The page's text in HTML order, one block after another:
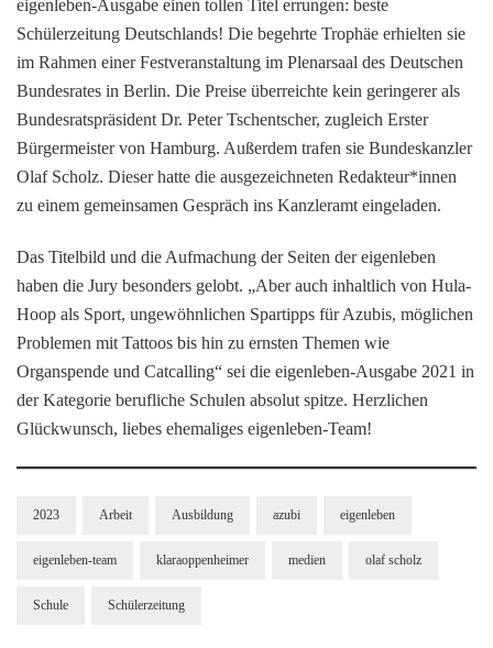
eigenleben-Ausgabe einen tollen Titel errungen: beste
Schülerzeitung Deutschlands! Die begehrte Trophäe erhielten sie
im Rahmen einer Festveranstaltung im Plenarsaal des Deutschen
Bundesrates in Berlin. Die Preise überreichte kein geringerer als
Bundesratspräsident Dr. Peter Tschentscher, zugleich Erster
Bürgermeister von Hamburg. Außerdem trafen sie Bundeskanzler
Olaf Scholz. Dieser hatte die ausgezeichneten Redakteur*innen
zu einem gemeinsamen Gespräch ins Kanzleramt eingeladen.
Das Titelbild und die Aufmachung der Seiten der eigenleben
haben die Jury besonders gelobt. „Aber auch inhaltlich von Hula-
Hoop als Sport, ungewöhnlichen Spartipps für Azubis, möglichen
Problemen mit Tattoos bis hin zu ernsten Themen wie
Organspende und Catcalling“ sei die eigenleben-Ausgabe 2021 in
der Kategorie berufliche Schulen absolut spitze. Herzlichen
Glückwunsch, liebes ehemaliges eigenleben-Team!
2023 Arbeit Ausbildung azubi eigenleben
eigenleben-team klaraoppenheimer medien olaf scholz
Schule Schülerzeitung